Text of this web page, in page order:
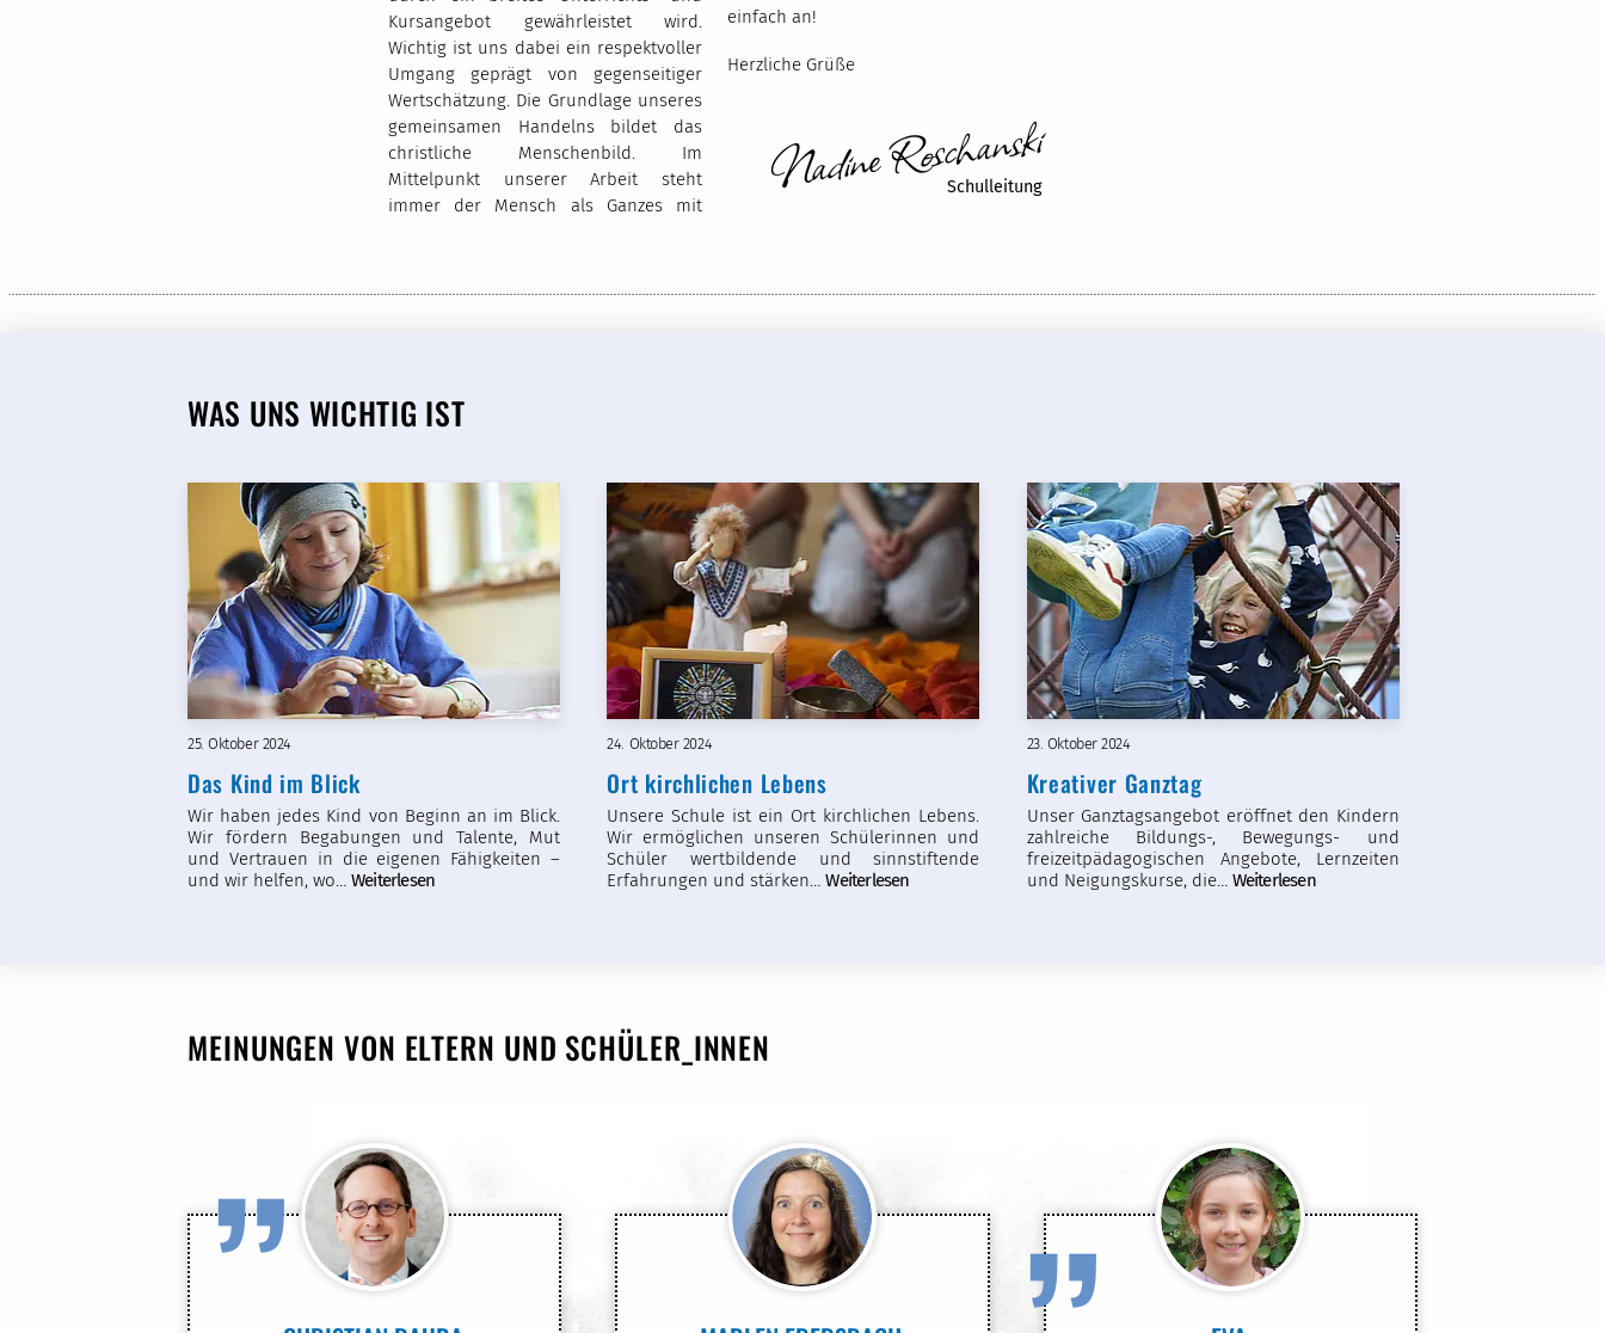
Kursangebot gewährleistet wird.
Wichtig ist uns dabei ein respektvoller
Umgang geprägt von gegenseitiger
Wertschätzung. Die Grundlage unseres
gemeinsamen Handelns bildet das
christliche Menschenbild. Im
Mittelpunkt unserer Arbeit steht
immer der Mensch als Ganzes mit
einfach an!
Herzliche Grüße
Nadine Roschanski
Schulleitung
WAS UNS WICHTIG IST
25. Oktober 2024
Das Kind im Blick
Wir haben jedes Kind von Beginn an im Blick.
Wir fördern Begabungen und Talente, Mut
und Vertrauen in die eigenen Fähigkeiten –
und wir helfen, wo… Weiterlesen
24. Oktober 2024
Ort kirchlichen Lebens
Unsere Schule ist ein Ort kirchlichen Lebens.
Wir ermöglichen unseren Schülerinnen und
Schüler wertbildende und sinnstiftende
Erfahrungen und stärken…Weiterlesen
23. Oktober 2024
Kreativer Ganztag
Unser Ganztagsangebot eröffnet den Kindern
zahlreiche Bildungs-, Bewegungs- und
freizeitpädagogischen Angebote, Lernzeiten
und Neigungskurse, die… Weiterlesen
MEINUNGEN VON ELTERN UND SCHÜLER_INNEN
”